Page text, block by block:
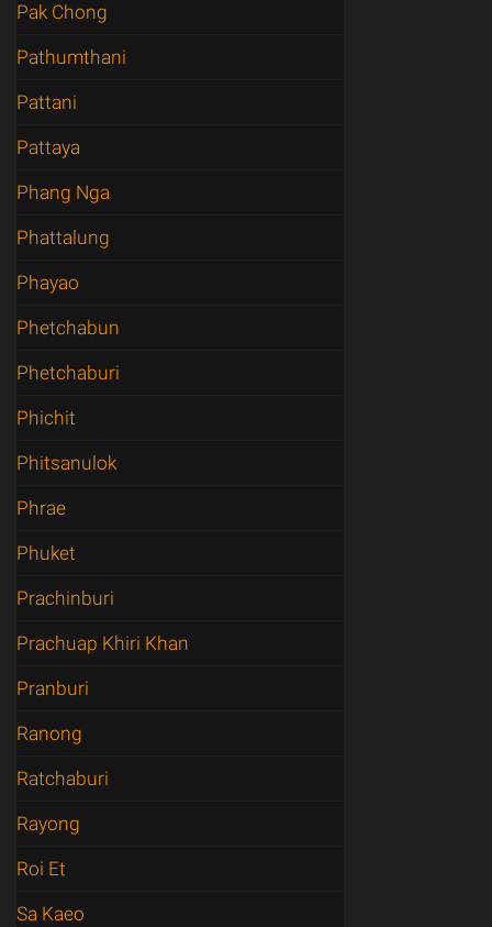
Pak Chong
Pathumthani
Pattani
Pattaya
Phang Nga
Phattalung
Phayao
Phetchabun
Phetchaburi
Phichit
Phitsanulok
Phrae
Phuket
Prachinburi
Prachuap Khiri Khan
Pranburi
Ranong
Ratchaburi
Rayong
Roi Et
Sa Kaeo